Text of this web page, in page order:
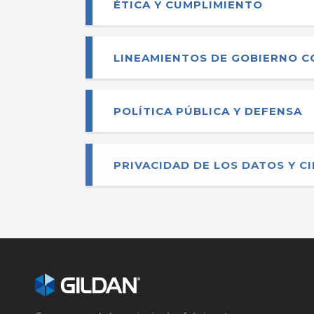
ÉTICA Y CUMPLIMIENTO
LINEAMIENTOS DE GOBIERNO
POLÍTICA PÚBLICA Y DEFENSA
PRIVACIDAD DE LOS DATOS Y